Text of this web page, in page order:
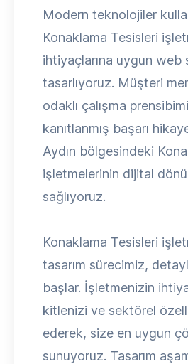
Modern teknolojiler
Konaklama Tesisleri
ihtiyaçlarına uygun web
tasarlıyoruz. Müşteri
odaklı çalışma
kanıtlanmış başarı
Aydın bölgesindeki
işletmelerinin dijital
sağlıyoruz.
Konaklama Tesisleri
tasarım sürecimiz,
başlar. İşletmenizin
kitlenizi ve sektörel
ederek, size en uygun
sunuyoruz. Tasarım